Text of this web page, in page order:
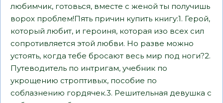
любимчик, готовься, вместе с женой ты получишь
ворох проблем!Пять причин купить книгу:1. Герой,
который любит, и героиня, которая изо всех сил
сопротивляется этой любви. Но разве можно
устоять, когда тебе бросают весь мир под ноги?2.
Путеводитель по интригам, учебник по
укрощению строптивых, пособие по
соблазнению гордячек.3. Решительная девушка с